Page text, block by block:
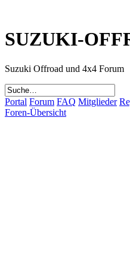
SUZUKI-
Suzuki Offroad und 4x4 Forum
Portal Forum FAQ Mitglieder
Foren-Übersicht